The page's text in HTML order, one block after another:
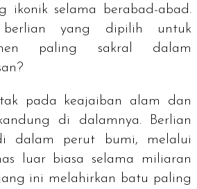
ikonik selama berabad-abad.
berlian yang dipilih untuk
paling sakral dalam
pada keajaiban alam dan
di dalamnya. Berlian
dalam perut bumi, melalui
luar biasa selama miliaran
ini melahirkan batu paling